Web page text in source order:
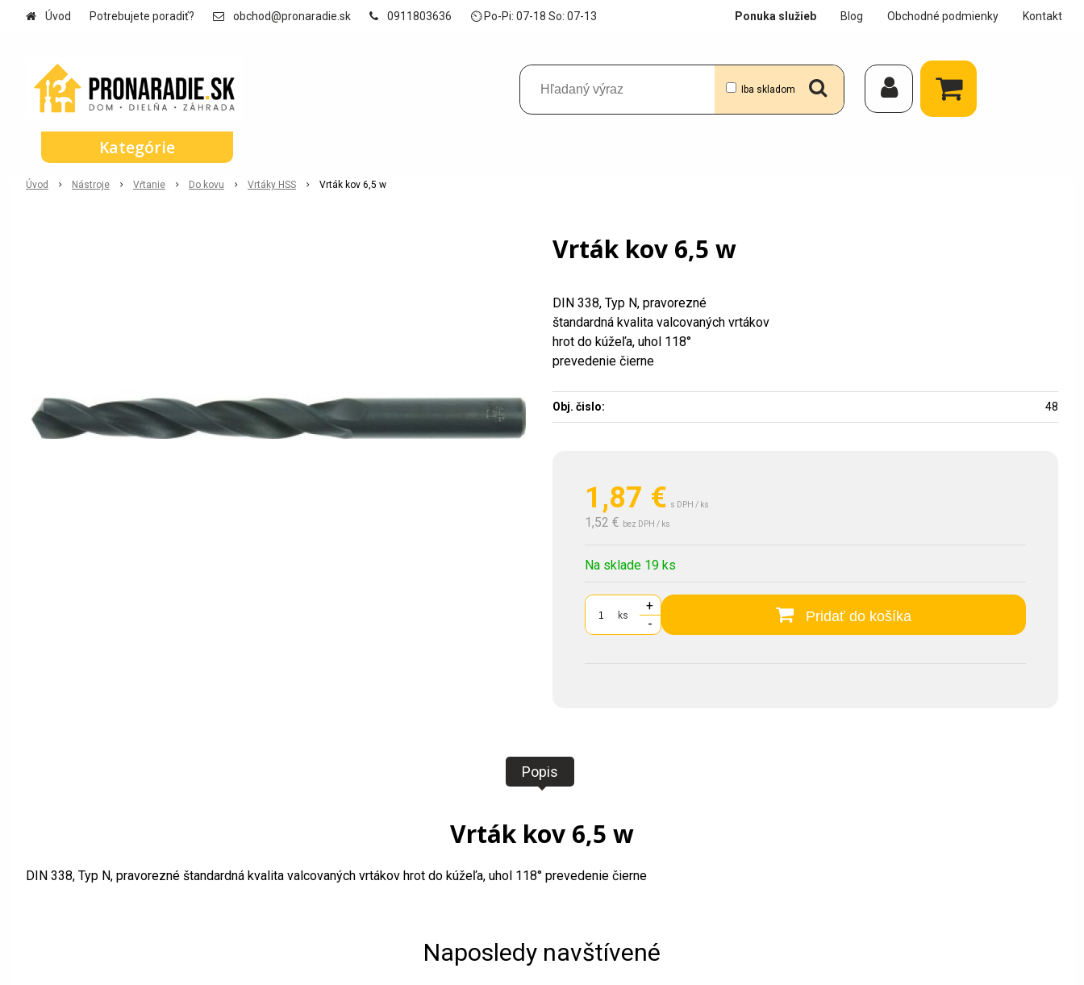
Úvod Potrebujete poradiť? obchod@pronaradie.sk 0911803636 ⏲ Po-Pi: 07-18 So: 07-13
Iba skladom
Ponuka služieb Blog Obchodné podmienky Kontakt
Úvod Nástroje Vŕtanie Do kovu Vrtáky HSS Vrták kov 6,5 w
Vrták kov 6,5 w
1,87 € s DPH / ks
1,52 € bez DPH / ks
Na sklade 19 ks
ks
+
-
Pridať do košíka
DIN 338, Typ N, pravorezné
štandardná kvalita valcovaných vrtákov
hrot do kúžeľa, uhol 118°
prevedenie čierne
Obj. čislo: 48
Popis
Vrták kov 6,5 w
DIN 338, Typ N, pravorezné štandardná kvalita valcovaných vrtákov hrot do kúžeľa, uhol 118° prevedenie čierne
Naposledy navštívené
Kategórie